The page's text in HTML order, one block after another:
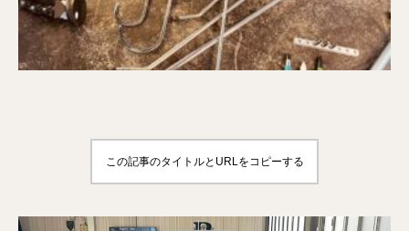
この記事のタイトルとURLをコピーする